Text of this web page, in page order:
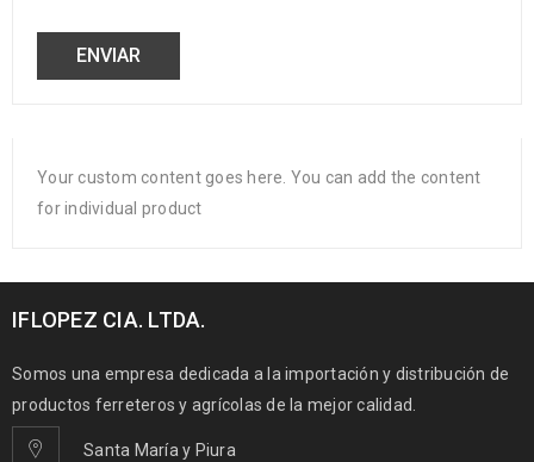
Your custom content goes here. You can add the content
for individual product
IFLOPEZ CIA. LTDA.
Somos una empresa dedicada a la importación y distribución de
productos ferreteros y agrícolas de la mejor calidad.
Santa María y Piura